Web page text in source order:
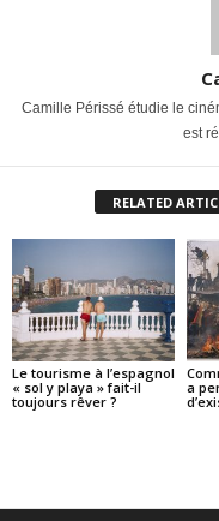
Camille Périssé étudie le
est
RELATED
Le tourisme à l’espagnol
« sol y playa » fait-il
toujours rêver ?
a